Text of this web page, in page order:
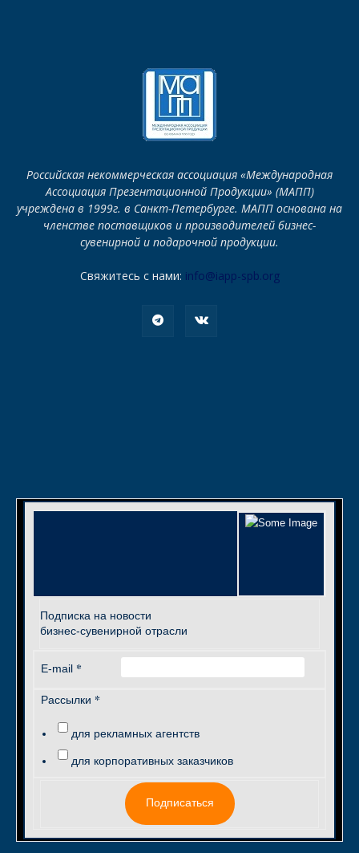
Российская некоммерческая ассоциация «Международная
Ассоциация Презентационной Продукции» (МАПП)
учреждена в 1999г. в Санкт-Петербурге. МАПП основана на
членстве поставщиков и производителей бизнес-
сувенирной и подарочной продукции.
Свяжитесь с нами: info@iapp-spb.org
Подписка на новости
бизнес-сувенирной отрасли
E-mail *
Рассылки *
для рекламных агентств
для корпоративных заказчиков
Подписаться